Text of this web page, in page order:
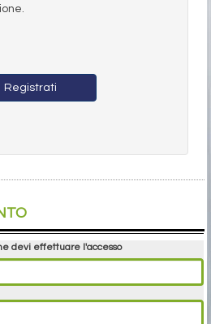
Registrati
devi effettuare l'accesso